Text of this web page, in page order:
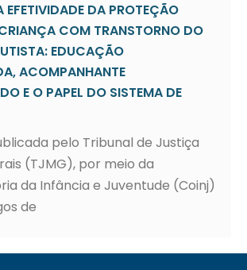
DA PROTEÇÃO
COM TRANSTORNO DO
EDUCAÇÃO
ACOMPANHANTE
E O PAPEL DO SISTEMA DE
pelo Tribunal de Justiça
(TJMG), por meio da
da Infância e Juventude (Coinj)
de